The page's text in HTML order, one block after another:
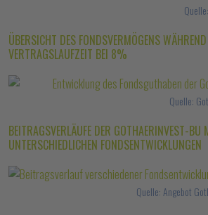
ÜBERSICHT DES FONDSVERMÖGENS
VERTRAGSLAUFZEIT BEI 8%
Quelle:
BEITRAGSVERLÄUFE DER GOTHAERINVEST-BU
UNTERSCHIEDLICHEN FONDSENTWICKLUNGEN
Quelle: Angebot